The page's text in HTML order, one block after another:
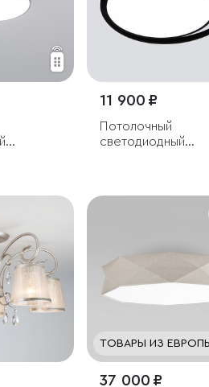
11 900 ₽
Потолочный
светодиодный
ТОВАРЫ ИЗ ЕВРОПЫ
37 000 ₽